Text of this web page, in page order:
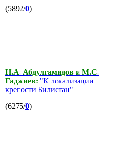
(5892/0)
Н.А. Абдулгамидов и М.С.
Гаджиев: "К локализации
крепости Билистан"
(6275/0)